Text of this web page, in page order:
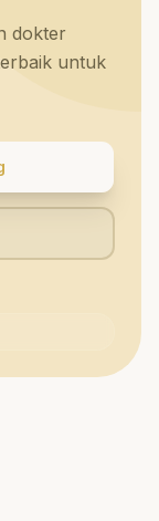
dokter
untuk